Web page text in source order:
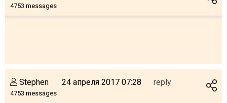
4753 messages
Stephen
4753 messages
24 апреля 2017 07:28 reply
About Georgia
Mobile phones
Gallery